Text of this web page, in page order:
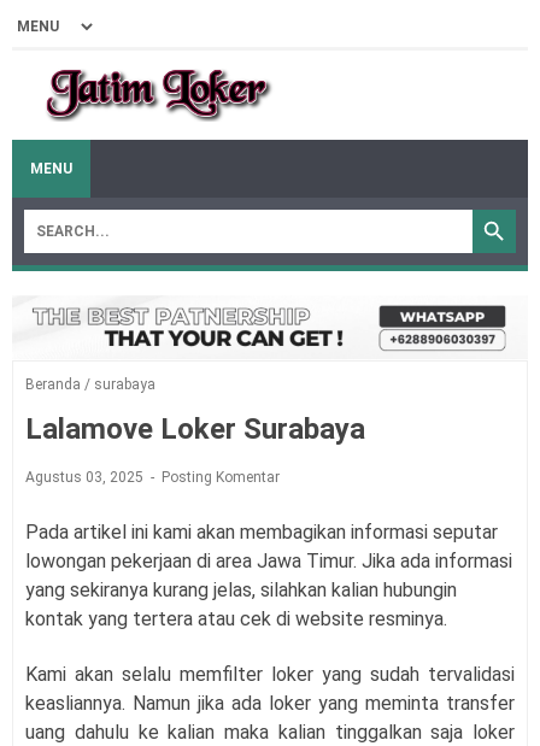
MENU
Beranda / surabaya
Lalamove Loker Surabaya
Agustus 03, 2025 Posting Komentar
Pada artikel ini kami akan membagikan informasi seputar
lowongan pekerjaan di area Jawa Timur. Jika ada informasi
yang sekiranya kurang jelas, silahkan kalian hubungin
kontak yang tertera atau cek di website resminya.
Kami akan selalu memfilter loker yang sudah tervalidasi
keasliannya. Namun jika ada loker yang meminta transfer
uang dahulu ke kalian maka kalian tinggalkan saja loker